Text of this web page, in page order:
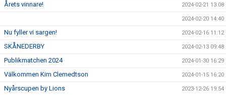
Årets vinnare! 2024-02-21 13:08
2024-02-20 14:40
Nu fyller vi sargen! 2024-02-16 11:12
SKÅNEDERBY 2024-02-13 09:48
Publikmatchen 2024 2024-01-30 16:29
Välkommen Kim Clemedtson 2024-01-15 16:20
Nyårscupen by Lions 2023-12-26 19:54